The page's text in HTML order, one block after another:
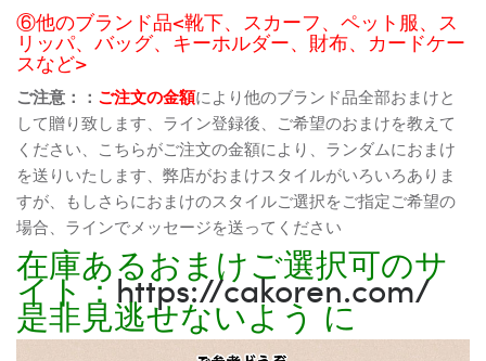
⑥他のブランド品<靴下、スカーフ、ペット服、ス
リッパ、バッグ、キーホルダー、財布、カードケー
スなど>
ご注意：： ご注文の金額により他のブランド品全部おまけと
して贈り致します、ライン登録後、ご希望のおまけを教えて
ください、こちらがご注文の金額により、ランダムにおまけ
を送りいたします、弊店がおまけスタイルがいろいろありま
すが、もしさらにおまけのスタイルご選択をご指定ご希望の
場合、ラインでメッセージを送ってください
在庫あるおまけご選択可のサ
イト：https://cakoren.com/
是非見逃せないよう に